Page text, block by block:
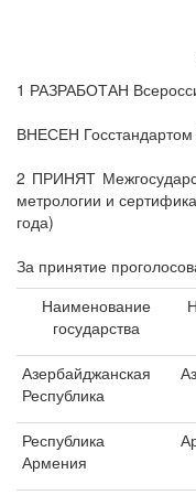
1 РАЗРАБОТАН
ВНЕСЕН Госстандартом
2 ПРИНЯТ
метрологии и
года)
За принятие
Наименование
государства
Азербайджанская
Республика
Республика
Армения